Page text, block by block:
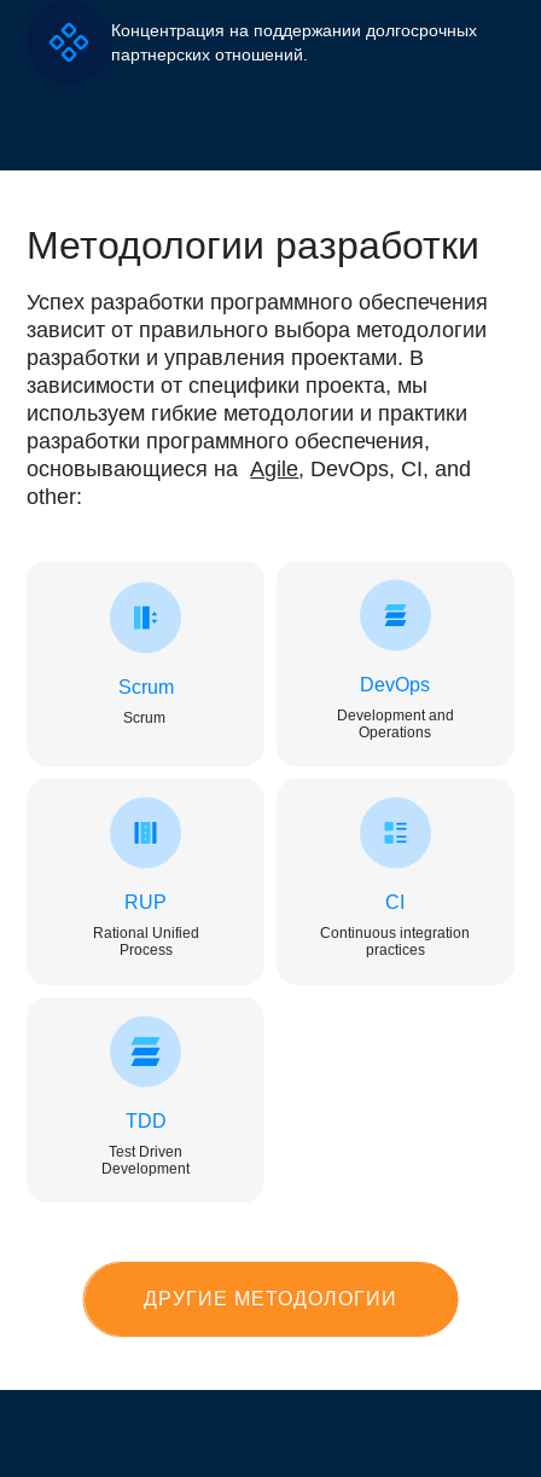
Концентрация на поддержании долгосрочных
партнерских отношений.
Методологии разработки
Успех разработки программного обеспечения
зависит от правильного выбора методологии
разработки и управления проектами. В
зависимости от специфики проекта, мы
используем гибкие методологии и практики
разработки программного обеспечения,
основывающиеся наAgile, DevOps, CI, and
other:
Scrum
Scrum
DevOps
Development and
Operations
RUP
Rational Unified
Process
CI
Continuous integration
practices
TDD
Test Driven
Development
ДРУГИЕ МЕТОДОЛОГИИ